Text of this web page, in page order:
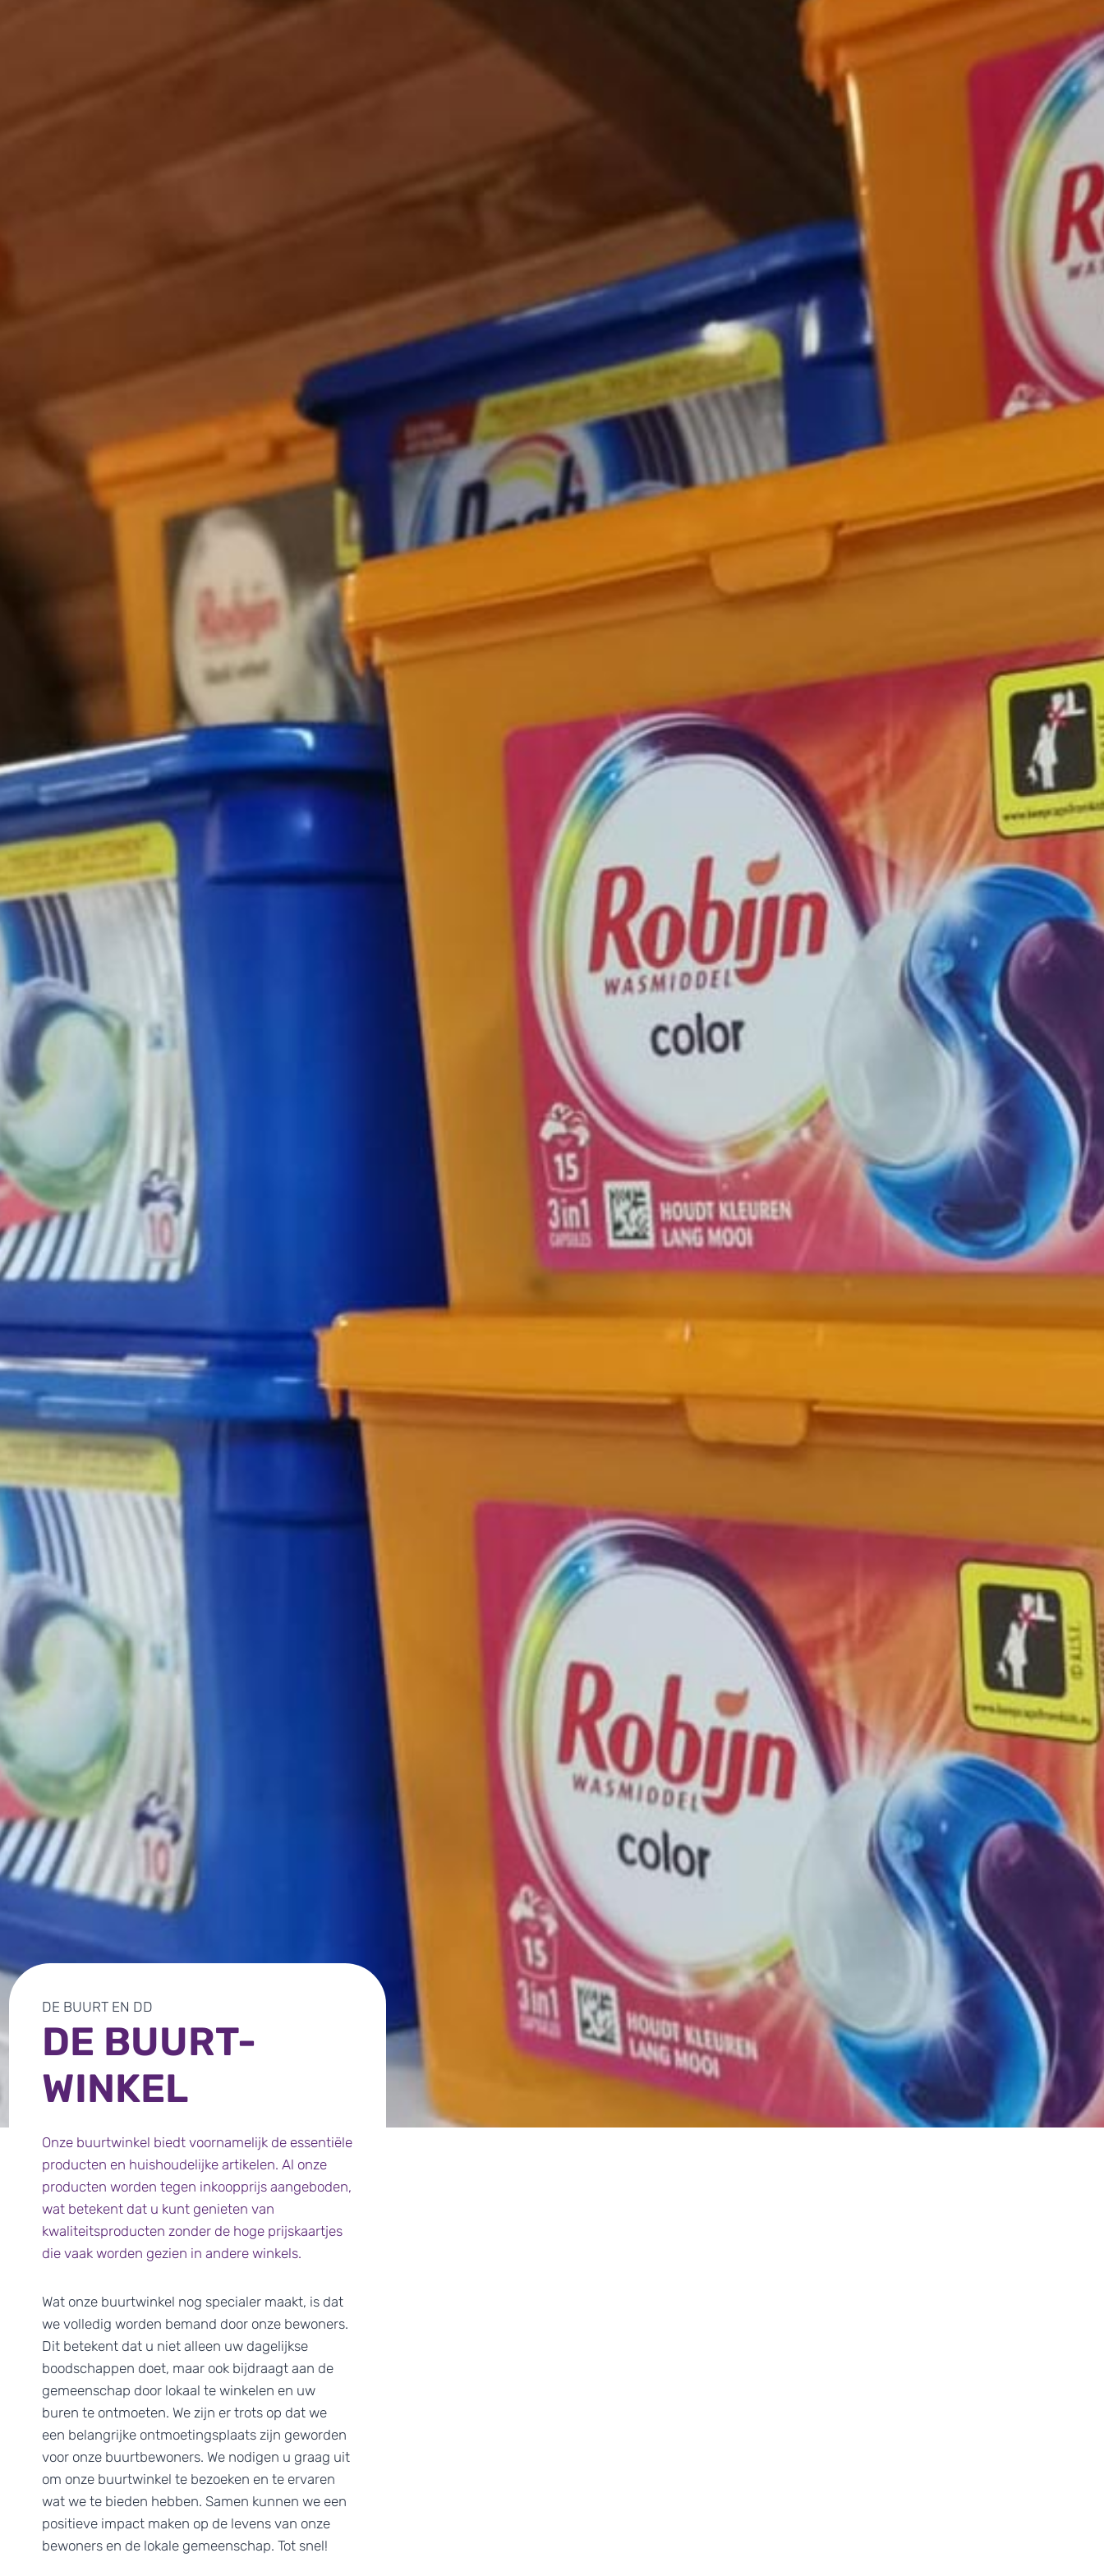
DE BUURT EN DD
DE BUURT-
WINKEL
Onze buurtwinkel biedt voornamelijk de essentiële
producten en huishoudelijke artikelen. Al onze
producten worden tegen inkoopprijs aangeboden,
wat betekent dat u kunt genieten van
kwaliteitsproducten zonder de hoge prijskaartjes
die vaak worden gezien in andere winkels.
Wat onze buurtwinkel nog specialer maakt, is dat
we volledig worden bemand door onze bewoners.
Dit betekent dat u niet alleen uw dagelijkse
boodschappen doet, maar ook bijdraagt aan de
gemeenschap door lokaal te winkelen en uw
buren te ontmoeten. We zijn er trots op dat we
een belangrijke ontmoetingsplaats zijn geworden
voor onze buurtbewoners. We nodigen u graag uit
om onze buurtwinkel te bezoeken en te ervaren
wat we te bieden hebben. Samen kunnen we een
positieve impact maken op de levens van onze
bewoners en de lokale gemeenschap. Tot snel!